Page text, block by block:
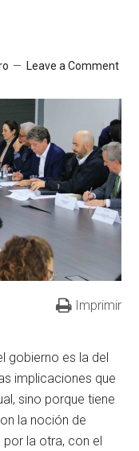
Leave a Comment
Imprimir
gobierno es la del
implicaciones que
sino porque tiene
la noción de
la otra, con el